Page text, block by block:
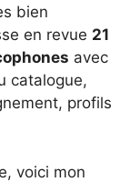
bien
en revue 21
avec
catalogue,
profils
voici mon